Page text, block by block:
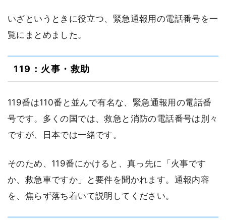
いざというときに役立つ、緊急通報用の電話番号を一
覧にまとめました。
119：火事・救助
119番は110番と並んで有名な、緊急通報用の電話番
号です。多くの国では、救急と消防の電話番号は別々
ですが、日本では一緒です。
そのため、119番にかけると、真っ先に「火事です
か、救急車ですか」と要件を聞かれます。通報内容
を、焦らず落ち着いて説明してください。